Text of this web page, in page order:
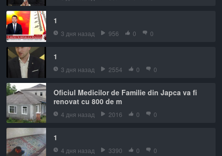
1
3 дня назад 956 0 0
1
3 дня назад 2554 0 0
Oficiul Medicilor de Familie din Japca va fi
renovat cu 800 de m
4 дня назад 2016 0 0
1
4 дня назад 3390 0 0